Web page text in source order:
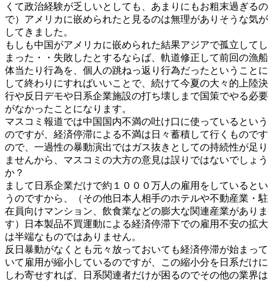
くて政治経験が乏しいとしても、あまりにもお粗末過ぎるの
で）アメリカに嵌められたと見るのは無理がありそうな気が
してきました。
もしも中国がアメリカに嵌められた結果アジアで孤立してし
まった・・失敗したとするならば、軌道修正して前回の漁船
体当たり行為を、個人の跳ねっ返り行為だったということに
して終わりにすればいいことで、続けて今夏の大々的上陸決
行や反日デモや日系企業施設の打ち壊しまで国策でやる必要
がなかったことになります。
マスコミ報道では中国国内不満の吐け口に使っているという
のですが、経済停滞による不満は日々蓄積して行くものです
ので、一過性の暴動演出ではガス抜きとしての持続性が足り
ませんから、マスコミの大方の意見は誤りではないでしょう
か？
まして日系企業だけで約１０００万人の雇用をしているとい
うのですから、（その他日本人相手のホテルや不動産業・駐
在員向けマンション、飲食業などの膨大な関連産業がありま
す）日本製品不買運動による経済停滞下での雇用不安の拡大
は半端なものではありません。
反日暴動がなくとも元々放っておいても経済停滞が始まって
いて雇用が縮小しているのですが、この縮小分を日系だけに
しわ寄せすれば、日系関連者だけが困るのでその他の業界は